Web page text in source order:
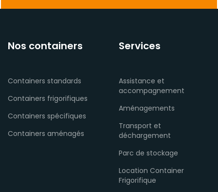
Nos containers
Containers standards
Containers frigorifiques
Containers spécifiques
Containers aménagés
Services
Assistance et
accompagnement
Aménagements
Transport et
déchargement
Parc de stockage
Location Container
Frigorifique